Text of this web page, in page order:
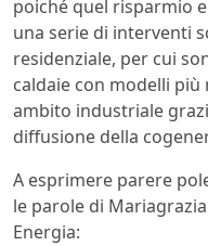
poiché quel risparmio
una serie di interventi
residenziale, per cui
caldaie con modelli
ambito industriale
diffusione della
A esprimere parere
le parole di
Energia: